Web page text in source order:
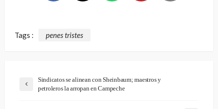
Tags : penes tristes
Sindicatos se alinean con Sheinbaum; maestros y
petroleros la arropan en Campeche